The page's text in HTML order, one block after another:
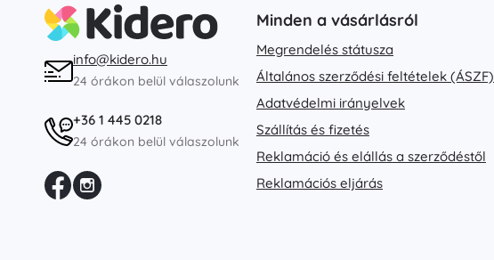
info@kidero.hu
24 órákon belül válaszolunk
+36 1 445 0218
24 órákon belül válaszolunk
Minden a vásárlásról
Megrendelés státusza
Általános szerződési feltételek (ÁSZF)
Adatvédelmi irányelvek
Szállítás és fizetés
Reklamáció és elállás a szerződéstől
Reklamációs eljárás